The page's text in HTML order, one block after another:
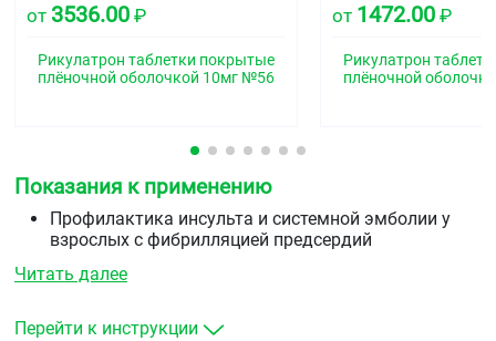
от 3536.00 ₽
Рикулатрон таблетки покрытые
плёночной оболочкой 10мг №56
от 1472.00 ₽
Рикулатрон
плёночной
Показания к применению
Профилактика инсульта и системной эмболии у
взрослых с фибрилляцией предсердий
лечение тромбоза глубоких вен и тромбоэмболии
ТЭЛА
Читать далее
Перейти к инструкции